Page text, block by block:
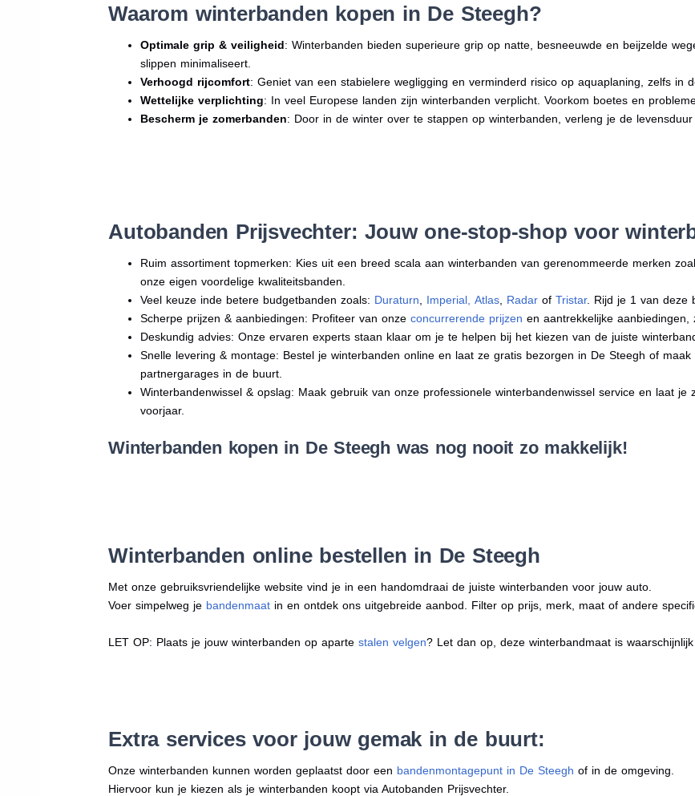
Waarom winterbanden kopen in De Steegh?
Optimale grip & veiligheid: Winterbanden bieden superieure grip op natte, besneeuwde en beijzelde
slippen minimaliseert.
Verhoogd rijcomfort: Geniet van een stabielere wegligging en verminderd risico op aquaplaning, zelfs in
Wettelijke verplichting: In veel Europese landen zijn winterbanden verplicht. Voorkom boetes en
Bescherm je zomerbanden: Door in de winter over te stappen op winterbanden, verleng je de
Autobanden Prijsvechter: Jouw one-stop-shop voor
Ruim assortiment topmerken: Kies uit een breed scala aan winterbanden van gerenommeerde merken
onze eigen voordelige kwaliteitsbanden.
Veel keuze inde betere budgetbanden zoals: Duraturn Imperial Atlas Radar ofTristar. Rijd je 1 van deze
Scherpe prijzen & aanbiedingen: Profiteer van onzeconcurrerende prijzen en aantrekkelijke
Deskundig advies: Onze ervaren experts staan klaar om je te helpen bij het kiezen van de juiste
Snelle levering & montage: Bestel je winterbanden online en laat ze gratis bezorgen in De Steegh of
partnergarages in de buurt.
Winterbandenwissel & opslag: Maak gebruik van onze professionele winterbandenwissel service en laat
voorjaar.
Winterbanden kopen in De Steegh was nog nooit zo makkelijk!
Winterbanden online bestellen in De Steegh
Met onze gebruiksvriendelijke website vind je in een handomdraai de juiste winterbanden voor jouw auto.
Voer simpelweg je bandenmaat in en ontdek ons uitgebreide aanbod. Filter op prijs, merk, maat of andere
LET OP: Plaats je jouw winterbanden op apartestalen velgen? Let dan op, deze winterbandmaat is
Extra services voor jouw gemak in de buurt:
Onze winterbanden kunnen worden geplaatst door een bandenmontagepunt in De Steegh of in de omgeving.
Hiervoor kun je kiezen als je winterbanden koopt via Autobanden Prijsvechter.